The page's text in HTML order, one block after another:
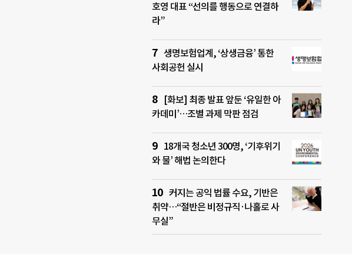
호영 대표 “선의를 행동으로 연결하
라”
생명보험업계, ‘상생금융’ 통한
사회공헌 실시
[화보] 최종 발표 앞둔 ‘유일한 아
카데미’…조별 과제 막판 점검
18개국 청소년 300명, ‘기후위기
와 물’ 해법 논의한다
커지는 공익 법률 수요, 기반은
취약…“절반은 비정규직·나홀로 사
무실”